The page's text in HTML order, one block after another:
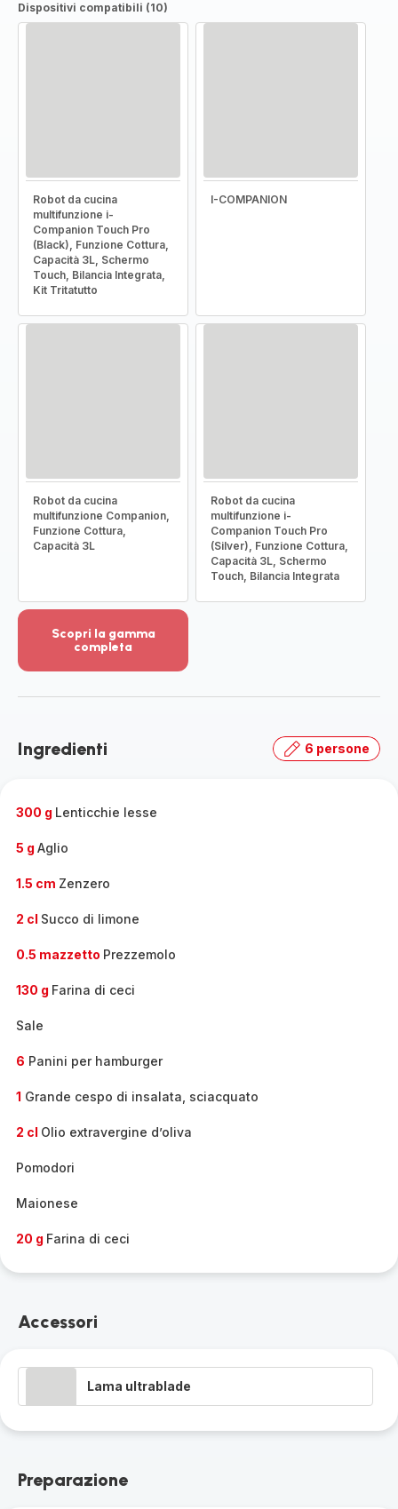
Dispositivi compatibili (10)
Robot da cucina
multifunzione i-
Companion Touch Pro
(Black), Funzione Cottura,
Capacità 3L, Schermo
Touch, Bilancia Integrata,
Kit Tritatutto
I-COMPANION
Robot da cucina
multifunzione Companion,
Funzione Cottura,
Capacità 3L
Robot da cucina
multifunzione i-
Companion Touch Pro
(Silver), Funzione Cottura,
Capacità 3L, Schermo
Touch, Bilancia Integrata
Scopri la gamma
completa
dettagli
la
Ingredienti 6 persone
300 g Lenticchie lesse
5 g Aglio
1.5 cm Zenzero
2 cl Succo di limone
0.5 mazzetto Prezzemolo
130 g Farina di ceci
Sale
6 Panini per hamburger
1 Grande cespo di insalata, sciacquato
2 cl Olio extravergine d’oliva
Pomodori
Maionese
20 g Farina di ceci
Accessori
Lama ultrablade
Preparazione